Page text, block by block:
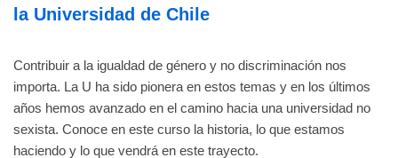
la Universidad de Chile
Contribuir a la igualdad de género y no discriminación nos
importa. La U ha sido pionera en estos temas y en los últimos
años hemos avanzado en el camino hacia una universidad no
sexista. Conoce en este curso la historia, lo que estamos
haciendo y lo que vendrá en este trayecto.